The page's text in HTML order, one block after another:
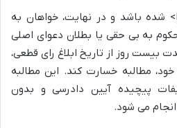
> شده باشد و در نهایت، خواهان به
به بی حقی یا بطلان دعوای اصلی
بیست روز از تاریخ ابلاغ رای قطعی،
مطالبه خسارت کند. این مطالبه
پیچیده آیین دادرسی و بدون
می شود.